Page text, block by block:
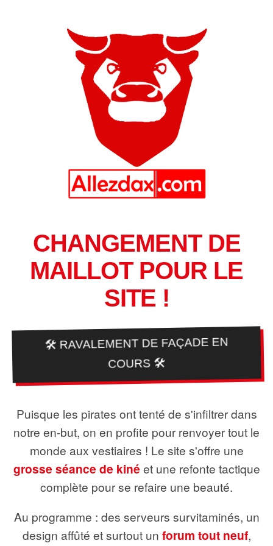
CHANGEMENT DE
MAILLOT POUR LE
SITE !
🛠️ RAVALEMENT DE FAÇADE EN
COURS 🛠️
Puisque les pirates ont tenté de s'infiltrer dans
notre en-but, on en profite pour renvoyer tout le
monde aux vestiaires ! Le site s'offre une
grosse séance de kiné et une refonte tactique
complète pour se refaire une beauté.
Au programme : des serveurs survitaminés, un
design affûté et surtout un forum tout neuf,